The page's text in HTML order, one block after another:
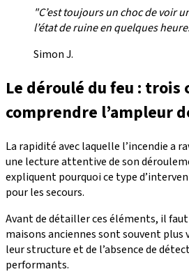
"C’est toujours un choc de voir
l’état de ruine en quelques
Simon J.
Le déroulé du feu : trois
comprendre l’ampleur
La rapidité avec laquelle l’incendie a
une lecture attentive de son
expliquent pourquoi ce type
pour les secours.
Avant de détailler ces éléments, il
maisons anciennes sont souvent plus
leur structure et de l’absence de
performants.